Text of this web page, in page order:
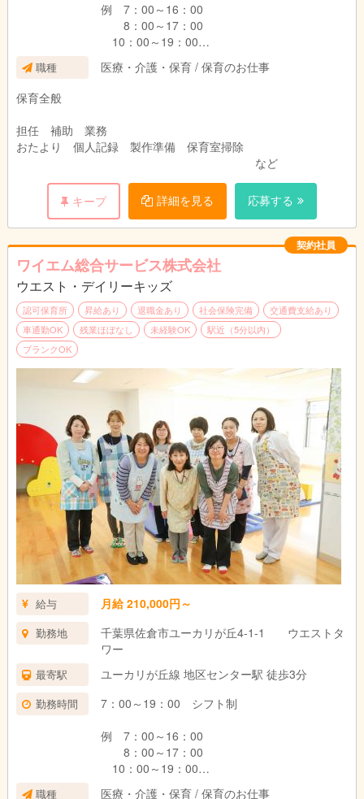
例 7：00～16：00
8：00～17：00
10：00～19：00
早番・中番・遅番 とよんでいます。
職種
医療・介護・保育 / 保育のお仕事
保育全般
担任 補助 業務
おたより 個人記録 製作準備 保育室掃除
など
キープ 詳細を見る 応募する
契約社員
ワイエム総合サービス株式会社
ウエスト・デイリーキッズ
認可保育所 昇給あり 退職金あり 社会保険完備
交通費支給あり
車通勤OK
残業ほぼなし 未経験OK
駅近（5分以内）
ブランクOK
給与 月給 210,000円～
勤務地
千葉県佐倉市ユーカリが丘4-1-1 ウエストタ
ワー
最寄駅 ユーカリが丘線 地区センター駅 徒歩3分
勤務時間
7：00～19：00 シフト制
例 7：00～16：00
8：00～17：00
10：00～19：00
職種 医療・介護・保育 / 保育のお仕事